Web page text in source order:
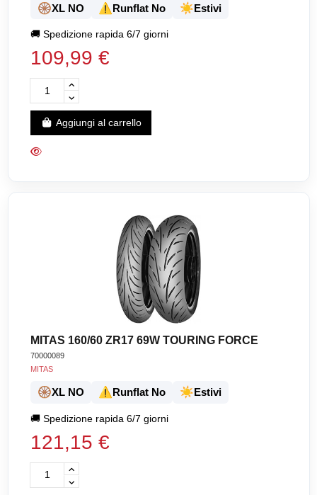
🛞XL NO ⚠️Runflat No ☀️Estivi
🚚Spedizione rapida 6/7 giorni
109,99 €
Aggiungi al carrello
MITAS 160/60 ZR17 69W TOURING FORCE
70000089
MITAS
🛞XL NO ⚠️Runflat No ☀️Estivi
🚚Spedizione rapida 6/7 giorni
121,15 €